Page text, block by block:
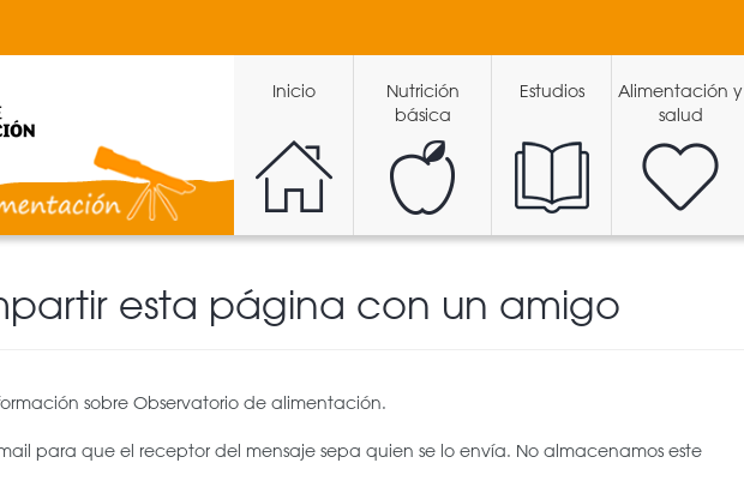
Inicio
Nutrición
básica
Estudios
Alimentación y
salud
esta página con un amigo
sobre Observatorio de alimentación.
para que el receptor del mensaje sepa quien se lo envía. No almacenamos este